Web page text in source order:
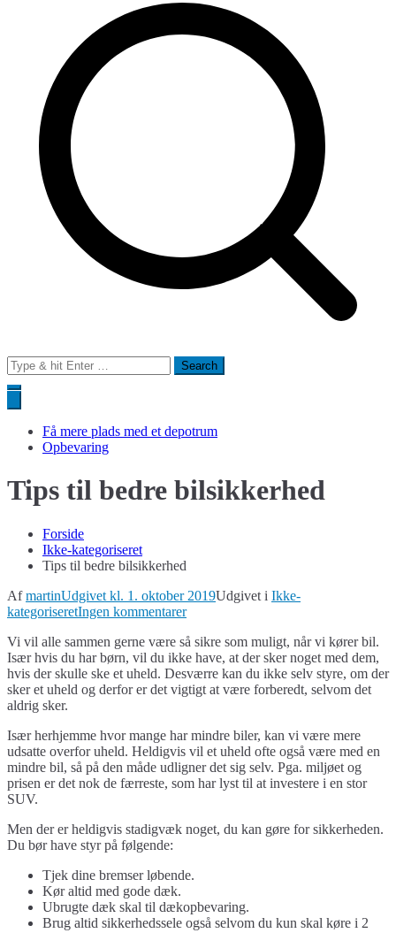
Search
for:
Få mere plads med et depotrum
Opbevaring
Tips til bedre bilsikkerhed
Forside
Ikke-kategoriseret
Tips til bedre bilsikkerhed
AfmartinUdgivet kl. 1. oktober 2019Udgivet i Ikke-
kategoriseretIngen kommentarertil
til
bedre
bilsikkerhed
Vi vil alle sammen gerne være så sikre som muligt, når vi kører bil.
Især hvis du har børn, vil du ikke have, at der sker noget med dem,
hvis der skulle ske et uheld. Desværre kan du ikke selv styre, om der
sker et uheld og derfor er det vigtigt at være forberedt, selvom det
aldrig sker.
Især herhjemme hvor mange har mindre biler, kan vi være mere
udsatte overfor uheld. Heldigvis vil et uheld ofte også være med en
mindre bil, så på den måde udligner det sig selv. Pga. miljøet og
prisen er det nok de færreste, som har lyst til at investere i en stor
SUV.
Men der er heldigvis stadigvæk noget, du kan gøre for sikkerheden.
Du bør have styr på følgende:
Tjek dine bremser løbende.
Kør altid med gode dæk.
Ubrugte dæk skal til dækopbevaring.
Brug altid sikkerhedssele også selvom du kun skal køre i 2